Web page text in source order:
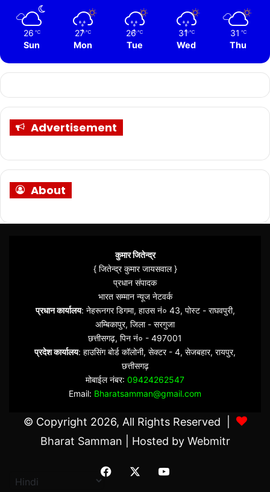
26 ℃
Sun
27 ℃
Mon
26 ℃
Tue
31 ℃
Wed
31 ℃
Thu
Advertisement
About
कुमार जितेन्द्र
{ जितेन्द्र कुमार जायसवाल }
प्रधान संपादक
भारत सम्मान न्यूज नेटवर्क
प्रधान कार्यालय: नेहरूनगर डिगमा, हाउस नं० 43, पोस्ट - राघवपुरी,
अम्बिकापुर, जिला - सरगुजा
छत्तीसगढ़, पिन नं० - 497001
प्रदेश कार्यालय: हाउसिंग बोर्ड कॉलोनी, सेक्टर - 4, सेजबहार, रायपुर,
छत्तीसगढ़
मोबाईल नंबर: 09424262547
Email: Bharatsamman@gmail.com
© Copyright 2026, All Rights Reserved |
Bharat Samman | Hosted by Webmitr
Facebook YouTube